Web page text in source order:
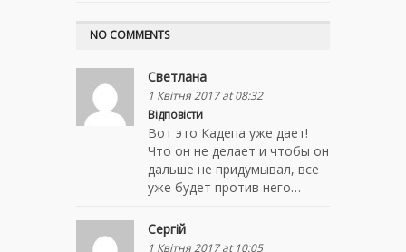
NO COMMENTS
Светлана
1 Квітня 2017 at 08:32
Відповісти
Вот это Кадепа уже дает!
Что он не делает и чтобы он
дальше не придумывал, все
уже будет против него…
Сергій
1 Квітня 2017 at 10:05